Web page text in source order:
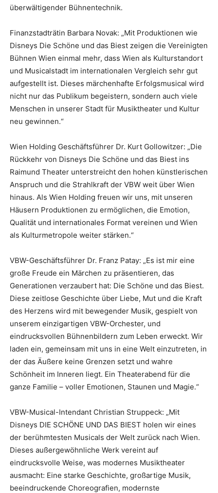
überwältigender Bühnentechnik.
Finanzstadträtin Barbara Novak: „Mit Produktionen wie
Disneys Die Schöne und das Biest zeigen die Vereinigten
Bühnen Wien einmal mehr, dass Wien als Kulturstandort
und Musicalstadt im internationalen Vergleich sehr gut
aufgestellt ist. Dieses märchenhafte Erfolgsmusical wird
nicht nur das Publikum begeistern, sondern auch viele
Menschen in unserer Stadt für Musiktheater und Kultur
neu gewinnen.“
Wien Holding Geschäftsführer Dr. Kurt Gollowitzer: „Die
Rückkehr von Disneys Die Schöne und das Biest ins
Raimund Theater unterstreicht den hohen künstlerischen
Anspruch und die Strahlkraft der VBW weit über Wien
hinaus. Als Wien Holding freuen wir uns, mit unseren
Häusern Produktionen zu ermöglichen, die Emotion,
Qualität und internationales Format vereinen und Wien
als Kulturmetropole weiter stärken.“
VBW-Geschäftsführer Dr. Franz Patay: „Es ist mir eine
große Freude ein Märchen zu präsentieren, das
Generationen verzaubert hat: Die Schöne und das Biest.
Diese zeitlose Geschichte über Liebe, Mut und die Kraft
des Herzens wird mit bewegender Musik, gespielt von
unserem einzigartigen VBW-Orchester, und
eindrucksvollen Bühnenbildern zum Leben erweckt. Wir
laden ein, gemeinsam mit uns in eine Welt einzutreten, in
der das Äußere keine Grenzen setzt und wahre
Schönheit im Inneren liegt. Ein Theaterabend für die
ganze Familie – voller Emotionen, Staunen und Magie.“
VBW-Musical-Intendant Christian Struppeck: „Mit
Disneys DIE SCHÖNE UND DAS BIEST holen wir eines
der berühmtesten Musicals der Welt zurück nach Wien.
Dieses außergewöhnliche Werk vereint auf
eindrucksvolle Weise, was modernes Musiktheater
ausmacht: Eine starke Geschichte, großartige Musik,
beeindruckende Choreografien, modernste